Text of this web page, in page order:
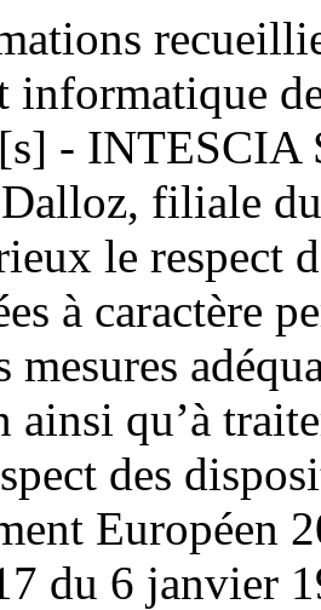
informatique
- INTESCIA
filiale
le respect
à caractère
ainsi qu’à
des
Européen
du 6 janvier